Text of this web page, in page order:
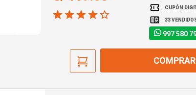
CUPÓN
33
997 580
COMPRAR